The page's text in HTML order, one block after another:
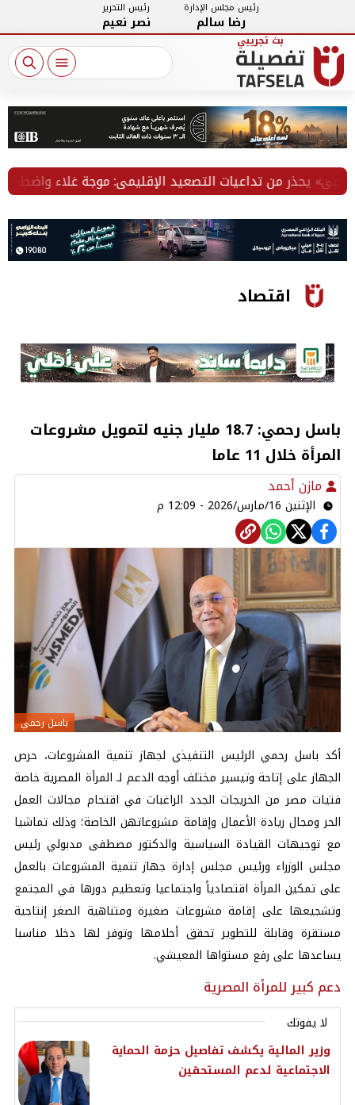
رئيس مجلس الإدارة
رضا سالم
رئيس التحرير
نصر نعيم
يحذر من تداعيات التصعيد الإقليمي: موجة غلاء واضطراب في
اقتصاد
باسل رحمي: 18.7 مليار جنيه لتمويل مشروعات
المرأة خلال 11 عاما
مازن أحمد
الإثنين 16/مارس/2026 - 12:09 م
باسل رحمي
أكد باسل رحمي الرئيس التنفيذي لجهاز تنمية المشروعات، حرص
الجهاز على إتاحة وتيسير مختلف أوجه الدعم لـ المرأة المصرية خاصة
فتيات مصر من الخريجات الجدد الراغبات في اقتحام مجالات العمل
الحر ومجال ريادة الأعمال وإقامة مشروعاتهن الخاصة؛ وذلك تماشيا
مع توجيهات القيادة السياسية والدكتور مصطفى مدبولي رئيس
مجلس الوزراء ورئيس مجلس إدارة جهاز تنمية المشروعات بالعمل
على تمكين المرأة اقتصادياً واجتماعيا وتعظيم دورها في المجتمع
وتشجيعها على إقامة مشروعات صغيرة ومتناهية الصغر إنتاجية
مستقرة وقابلة للتطوير تحقق أحلامها وتوفر لها دخلا مناسبا
يساعدها على رفع مستواها المعيشي.
دعم كبير للمرأة المصرية
لا يفوتك
وزير المالية يكشف تفاصيل حزمة الحماية
الاجتماعية لدعم المستحقين